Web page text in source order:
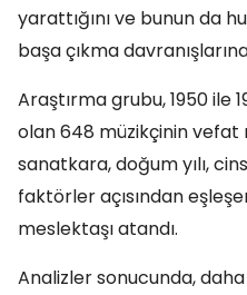
yarattığını ve bunun da
başa çıkma
Araştırma grubu, 1950 ile
olan 648 müzikçinin vefat
sanatkara, doğum yılı,
faktörler açısından
meslektaşı atandı.
Analizler sonucunda,